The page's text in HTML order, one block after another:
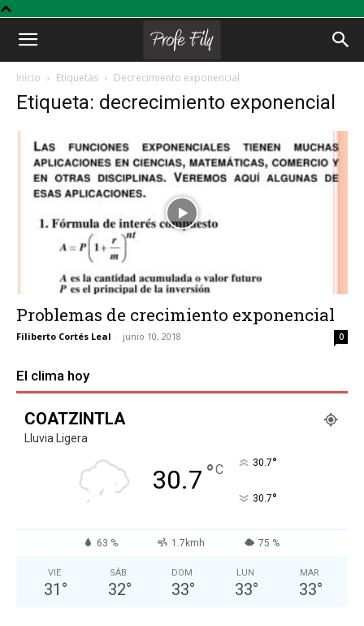
Profe
Inicio Etiquetas Decrecimiento exponencial
Etiqueta: decrecimiento exponencial
Problemas de crecimiento exponencial
Filiberto Cortés Leal - junio 10, 2018 0
El clima hoy
COATZINTLA
Lluvia Ligera
30.7 °C 30.7°
30.7°
63 % 1.7kmh 75 %
VIE
31 °
SÁB
32°
DOM
33°
LUN
33°
MAR
33°